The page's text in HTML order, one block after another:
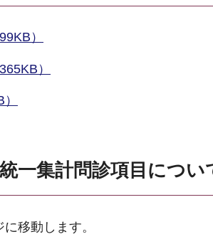
）
）
一集計問診項目につい
移動します。